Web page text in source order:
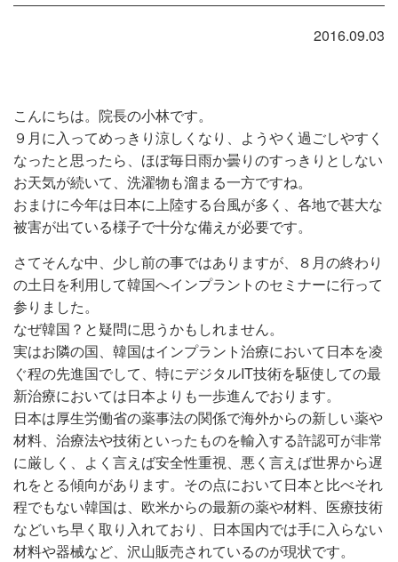
2016.09.03
こんにちは。院長の小林です。
９月に入ってめっきり涼しくなり、ようやく過ごしやすく
なったと思ったら、ほぼ毎日雨か曇りのすっきりとしない
お天気が続いて、洗濯物も溜まる一方ですね。
おまけに今年は日本に上陸する台風が多く、各地で甚大な
被害が出ている様子で十分な備えが必要です。
さてそんな中、少し前の事ではありますが、８月の終わり
の土日を利用して韓国へインプラントのセミナーに行って
参りました。
なぜ韓国？と疑問に思うかもしれません。
実はお隣の国、韓国はインプラント治療において日本を凌
ぐ程の先進国でして、特にデジタルIT技術を駆使しての最
新治療においては日本よりも一歩進んでおります。
日本は厚生労働省の薬事法の関係で海外からの新しい薬や
材料、治療法や技術といったものを輸入する許認可が非常
に厳しく、よく言えば安全性重視、悪く言えば世界から遅
れをとる傾向があります。その点において日本と比べそれ
程でもない韓国は、欧米からの最新の薬や材料、医療技術
などいち早く取り入れており、日本国内では手に入らない
材料や器械など、沢山販売されているのが現状です。